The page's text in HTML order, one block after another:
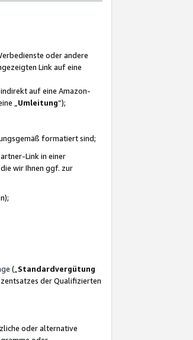
oder andere
Link auf eine
auf eine Amazon-
„ Umleitung“);
formatiert sind;
Link in einer
wir Ihnen ggf. zur
(„ Standardvergütung
der Qualifizierten
oder alternative